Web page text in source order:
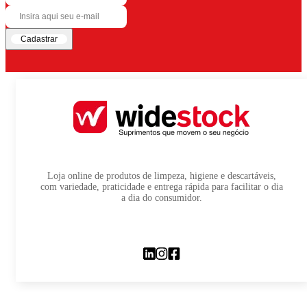
Cadastrar
Loja online de produtos de limpeza, higiene e descartáveis,
com variedade, praticidade e entrega rápida para facilitar o dia
a dia do consumidor.